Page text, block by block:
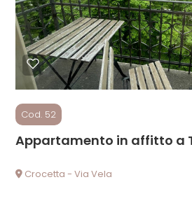
Cod. 52
Appartamento in affitto a
Crocetta - Via Vela
Locali
minimi
Qualsiasi
2